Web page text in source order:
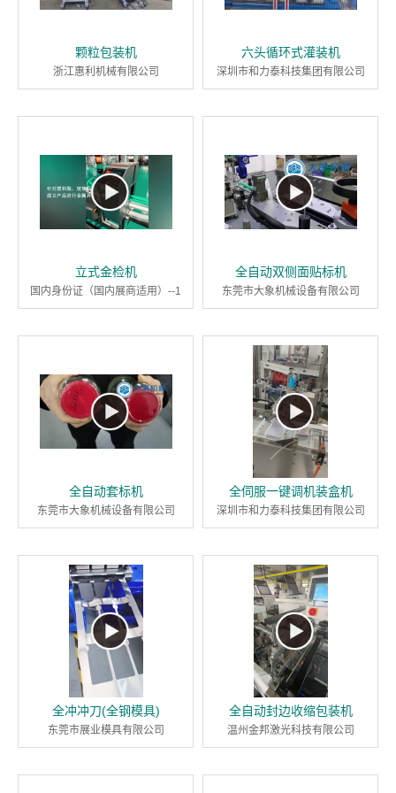
颗粒包装机
浙江惠利机械有限公司
六头循环式灌装机
深圳市和力泰科技集团有限公司
立式金检机
国内身份证（国内展商适用）--1
全自动双侧面贴标机
东莞市大象机械设备有限公司
全自动套标机
东莞市大象机械设备有限公司
全伺服一键调机装盒机
深圳市和力泰科技集团有限公司
全冲冲刀(全钢模具)
东莞市展业模具有限公司
全自动封边收缩包装机
温州金邦激光科技有限公司